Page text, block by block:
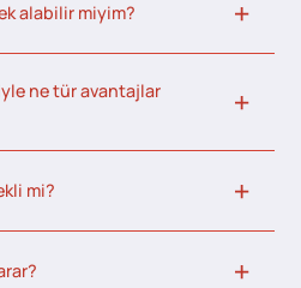
alabilir miyim?
ne tür avantajlar
mi?